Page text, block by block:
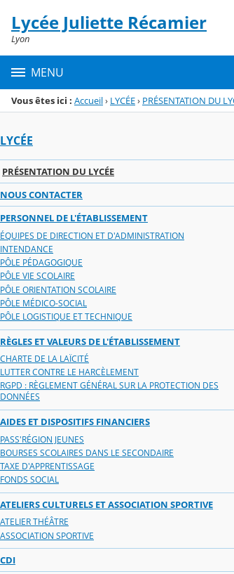
Menu de la rubrique
Contenu
Lycée Juliette Récamier
Lyon
MENU
Vous êtes ici : Accueil› LYCÉE› PRÉSENTATION DU
LYCÉE
PRÉSENTATION DU LYCÉE
NOUS CONTACTER
PERSONNEL DE L'ÉTABLISSEMENT
ÉQUIPES DE DIRECTION ET D'ADMINISTRATION
INTENDANCE
PÔLE PÉDAGOGIQUE
PÔLE VIE SCOLAIRE
PÔLE ORIENTATION SCOLAIRE
PÔLE MÉDICO-SOCIAL
PÔLE LOGISTIQUE ET TECHNIQUE
RÈGLES ET VALEURS DE L'ÉTABLISSEMENT
CHARTE DE LA LAÏCITÉ
LUTTER CONTRE LE HARCÈLEMENT
RGPD : RÈGLEMENT GÉNÉRAL SUR LA PROTECTION DES
DONNÉES
AIDES ET DISPOSITIFS FINANCIERS
PASS'RÉGION JEUNES
BOURSES SCOLAIRES DANS LE SECONDAIRE
TAXE D'APPRENTISSAGE
FONDS SOCIAL
ATELIERS CULTURELS ET ASSOCIATION SPORTIVE
ATELIER THÉÂTRE
ASSOCIATION SPORTIVE
CDI